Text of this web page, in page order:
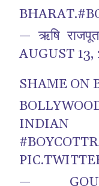
BHARAT.
— ऋषि राजपूत
AUGUST 13,
SHAME ON